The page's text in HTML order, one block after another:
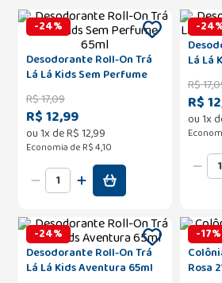
-24%
Desodorante Roll-On Trá
Lá Lá Kids Sem Perfume
65ml
R$17,09
R$ 12,99
ou1x deR$12,99
Economia de R$ 4,10
-24
Lá Lá
65ml
R$17,
R$
ou1x
-24%
Desodorante Roll-On Trá
Lá Lá Kids Aventura 65ml
-17%
Rosa